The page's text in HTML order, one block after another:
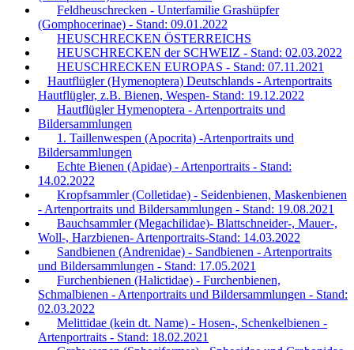
Feldheuschrecken - Unterfamilie Grashüpfer
(Gomphocerinae) - Stand: 09.01.2022
HEUSCHRECKEN ÖSTERREICHS
HEUSCHRECKEN der SCHWEIZ - Stand: 02.03.2022
HEUSCHRECKEN EUROPAS - Stand: 07.11.2021
Hautflügler (Hymenoptera) Deutschlands - Artenportraits
Hautflügler, z.B. Bienen, Wespen- Stand: 19.12.2022
Hautflügler Hymenoptera - Artenportraits und
Bildersammlungen
1. Taillenwespen (Apocrita) -Artenportraits und
Bildersammlungen
Echte Bienen (Apidae) - Artenportraits - Stand:
14.02.2022
Kropfsammler (Colletidae) - Seidenbienen, Maskenbienen
- Artenportraits und Bildersammlungen - Stand: 19.08.2021
Bauchsammler (Megachilidae)- Blattschneider-, Mauer-,
Woll-, Harzbienen- Artenportraits-Stand: 14.03.2022
Sandbienen (Andrenidae) - Sandbienen - Artenportraits
und Bildersammlungen - Stand: 17.05.2021
Furchenbienen (Halictidae) - Furchenbienen,
Schmalbienen - Artenportraits und Bildersammlungen - Stand:
02.03.2022
Melittidae (kein dt. Name) - Hosen-, Schenkelbienen -
Artenportraits - Stand: 18.02.2021